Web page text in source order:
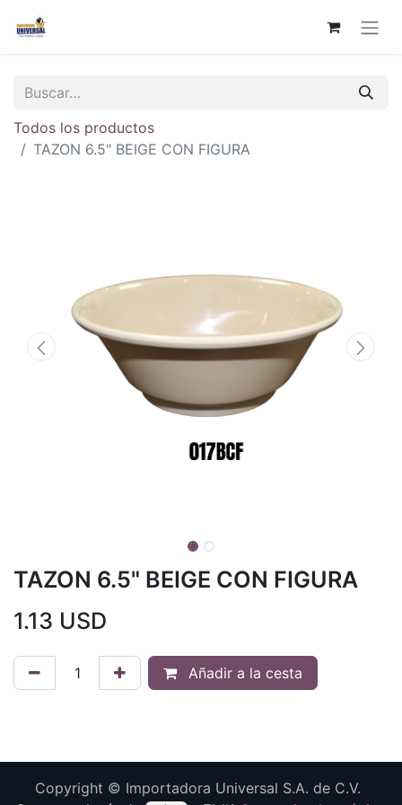
Todos los productos
TAZON 6.5" BEIGE CON FIGURA
TAZON 6.5" BEIGE CON FIGURA
1.13 USD
Añadir a la cesta
Copyright © Importadora Universal S.A. de C.V.